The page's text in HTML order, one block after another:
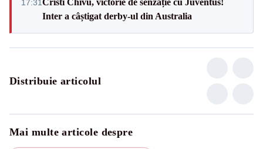
17:31
Inter a câștigat derby-ul din Australia
Distribuie articolul
Mai multe articole despre